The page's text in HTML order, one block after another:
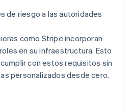
de riesgo a las autoridades
como Stripe incorporan
en su infraestructura. Esto
con estos requisitos sin
personalizados desde cero.